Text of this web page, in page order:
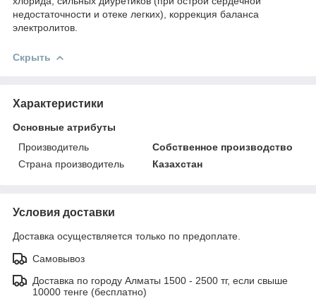
недостаточности и отеке легких), коррекция баланса
электролитов.
Скрыть
Характеристики
Основные атрибуты
Производитель
Собственное производство
Страна производитель
Казахстан
Условия доставки
Доставка осуществляется только по предоплате.
Самовывоз
Доставка по городу Алматы 1500 - 2500 тг, если свыше
10000 тенге (бесплатно)